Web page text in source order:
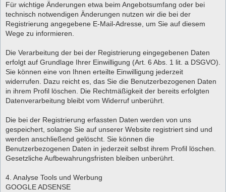
Für wichtige Änderungen etwa beim Angebotsumfang oder bei
technisch notwendigen Änderungen nutzen wir die bei der
Registrierung angegebene E-Mail-Adresse, um Sie auf diesem
Wege zu informieren.
Die Verarbeitung der bei der Registrierung eingegebenen Daten
erfolgt auf Grundlage Ihrer Einwilligung (Art. 6 Abs. 1 lit. a DSGVO).
Sie können eine von Ihnen erteilte Einwilligung jederzeit
widerrufen. Dazu reicht es, das Sie die Benutzerbezogenen Daten
in ihrem Profil löschen. Die Rechtmäßigkeit der bereits erfolgten
Datenverarbeitung bleibt vom Widerruf unberührt.
Die bei der Registrierung erfassten Daten werden von uns
gespeichert, solange Sie auf unserer Website registriert sind und
werden anschließend gelöscht. Sie können die
Benutzerbezogenen Daten in jederzeit selbst ihrem Profil löschen.
Gesetzliche Aufbewahrungsfristen bleiben unberührt.
4. Analyse Tools und Werbung
GOOGLE ADSENSE